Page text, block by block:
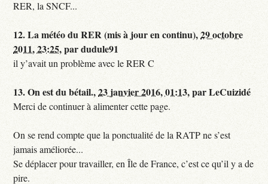
RER, la SNCF...
12.La météo du RER (mis à jour en continu),29 octobre
2011, 23:25,pardudule91
il y’avait un problème avec le RER C
13.On est du bétail.,23 janvier 2016, 01:13,parLeCuizidé
Merci de continuer à alimenter cette page.
On se rend compte que la ponctualité de la RATP ne s’est
jamais améliorée...
Se déplacer pour travailler, en Île de France, c’est ce qu’il y a de
pire.